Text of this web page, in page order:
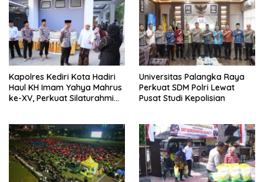
Kapolres Kediri Kota Hadiri
Haul KH Imam Yahya Mahrus
ke-XV, Perkuat Silaturahmi
Universitas Palangka Raya
Perkuat SDM Polri Lewat
Pusat Studi Kepolisian